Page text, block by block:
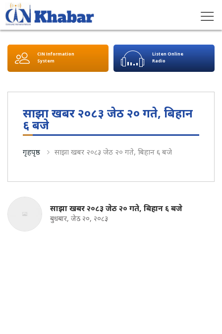
CIN Information
System
Listen Online
Radio
साझा खबर २०८३ जेठ २० गते, बिहान
६ बजे
गृहपृष्ठ साझा खबर २०८३ जेठ २० गते, बिहान ६ बजे
साझा खबर २०८३ जेठ २० गते, बिहान ६ बजे
बुधबार, जेठ २०, २०८३